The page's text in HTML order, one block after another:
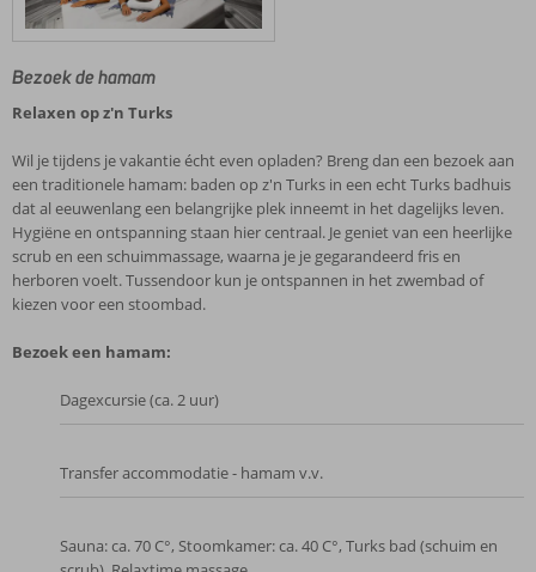
Bezoek de hamam
Relaxen op z'n Turks
Wil je tijdens je vakantie écht even opladen? Breng dan een bezoek aan
een traditionele hamam: baden op z'n Turks in een echt Turks badhuis
dat al eeuwenlang een belangrijke plek inneemt in het dagelijks leven.
Hygiëne en ontspanning staan hier centraal. Je geniet van een heerlijke
scrub en een schuimmassage, waarna je je gegarandeerd fris en
herboren voelt. Tussendoor kun je ontspannen in het zwembad of
kiezen voor een stoombad.
Bezoek een hamam:
Dagexcursie (ca. 2 uur)
Transfer accommodatie - hamam v.v.
Sauna: ca. 70 C°, Stoomkamer: ca. 40 C°, Turks bad (schuim en